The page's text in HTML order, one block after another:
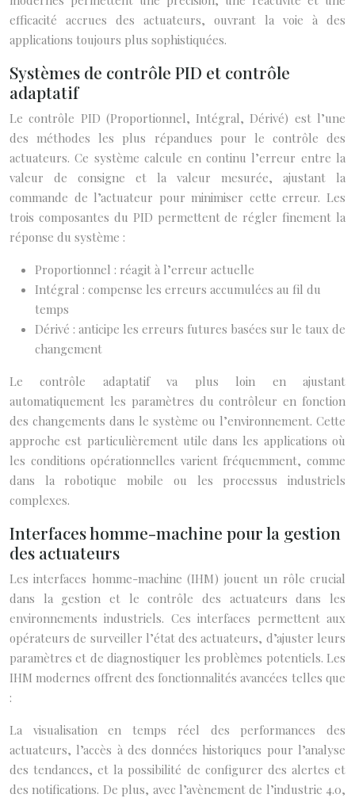
efficacité accrues des actuateurs, ouvrant la voie à des
applications toujours plus sophistiquées.
Systèmes de contrôle PID et contrôle
adaptatif
Le contrôle PID (Proportionnel, Intégral, Dérivé) est l’une
des méthodes les plus répandues pour le contrôle des
actuateurs. Ce système calcule en continu l’erreur entre la
valeur de consigne et la valeur mesurée, ajustant la
commande de l’actuateur pour minimiser cette erreur. Les
trois composantes du PID permettent de régler finement la
réponse du système :
Proportionnel : réagit à l’erreur actuelle
Intégral : compense les erreurs accumulées au fil du
temps
Dérivé : anticipe les erreurs futures basées sur le taux de
changement
Le contrôle adaptatif va plus loin en ajustant
automatiquement les paramètres du contrôleur en fonction
des changements dans le système ou l’environnement. Cette
approche est particulièrement utile dans les applications où
les conditions opérationnelles varient fréquemment, comme
dans la robotique mobile ou les processus industriels
complexes.
Interfaces homme-machine pour la gestion
des actuateurs
Les interfaces homme-machine (IHM) jouent un rôle crucial
dans la gestion et le contrôle des actuateurs dans les
environnements industriels. Ces interfaces permettent aux
opérateurs de surveiller l’état des actuateurs, d’ajuster leurs
paramètres et de diagnostiquer les problèmes potentiels. Les
IHM modernes offrent des fonctionnalités avancées telles que
:
La visualisation en temps réel des performances des
actuateurs, l’accès à des données historiques pour l’analyse
des tendances, et la possibilité de configurer des alertes et
des notifications. De plus, avec l’avènement de l’industrie 4.0,